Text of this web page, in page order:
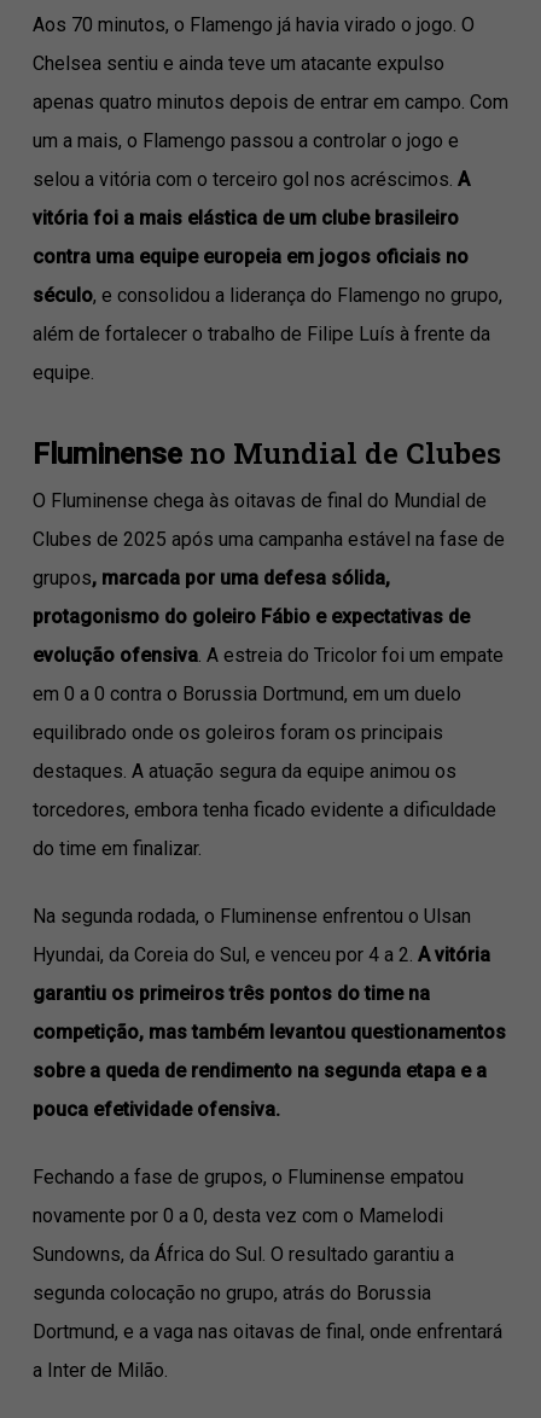
Aos 70 minutos, o Flamengo já havia virado o jogo. O
Chelsea sentiu e ainda teve um atacante expulso
apenas quatro minutos depois de entrar em campo. Com
um a mais, o Flamengo passou a controlar o jogo e
selou a vitória com o terceiro gol nos acréscimos. A
vitória foi a mais elástica de um clube brasileiro
contra uma equipe europeia em jogos oficiais no
século, e consolidou a liderança do Flamengo no grupo,
além de fortalecer o trabalho de Filipe Luís à frente da
equipe.
Fluminenseno Mundial de Clubes
O Fluminense chega às oitavas de final do Mundial de
Clubes de 2025 após uma campanha estável na fase de
grupos, marcada por uma defesa sólida,
protagonismo do goleiro Fábio e expectativas de
evolução ofensiva. A estreia do Tricolor foi um empate
em 0 a 0 contra o Borussia Dortmund, em um duelo
equilibrado onde os goleiros foram os principais
destaques. A atuação segura da equipe animou os
torcedores, embora tenha ficado evidente a dificuldade
do time em finalizar.
Na segunda rodada, o Fluminense enfrentou o Ulsan
Hyundai, da Coreia do Sul, e venceu por 4 a 2. A vitória
garantiu os primeiros três pontos do time na
competição, mas também levantou questionamentos
sobre a queda de rendimento na segunda etapa e a
pouca efetividade ofensiva.
Fechando a fase de grupos, o Fluminense empatou
novamente por 0 a 0, desta vez com o Mamelodi
Sundowns, da África do Sul. O resultado garantiu a
segunda colocação no grupo, atrás do Borussia
Dortmund, e a vaga nas oitavas de final, onde enfrentará
a Inter de Milão.